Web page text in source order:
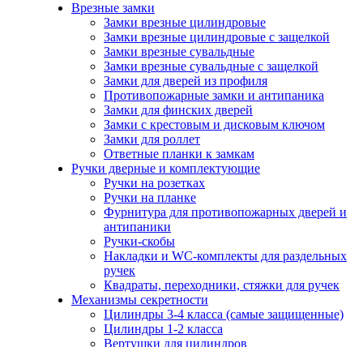
Врезные замки
Замки врезные цилиндровые
Замки врезные цилиндровые с защелкой
Замки врезные сувальдные
Замки врезные сувальдные с защелкой
Замки для дверей из профиля
Противопожарные замки и антипаника
Замки для финских дверей
Замки с крестовым и дисковым ключом
Замки для роллет
Ответные планки к замкам
Ручки дверные и комплектующие
Ручки на розетках
Ручки на планке
Фурнитура для противопожарных дверей и
антипаники
Ручки-скобы
Накладки и WC-комплекты для раздельных
ручек
Квадраты, переходники, стяжки для ручек
Механизмы секретности
Цилиндры 3-4 класса (самые защищенные)
Цилиндры 1-2 класса
Вертушки для цилиндров